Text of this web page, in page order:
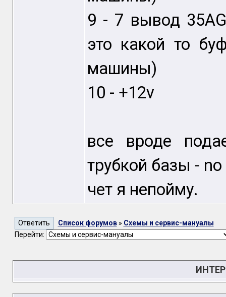
9 - 7 вывод
это какой то
машины)
10 - +12v
все вроде
трубкой базы -
чет я непойму.
Список форумов» Схемы и сервис-мануалы
Перейти: